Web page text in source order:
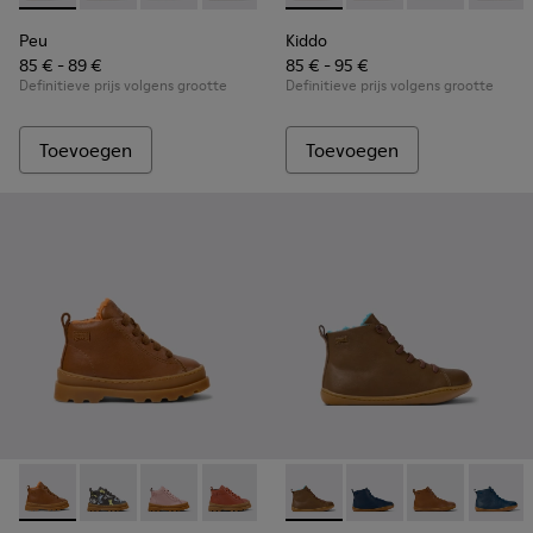
Peu
85 € - 89 €
Definitieve prijs volgens grootte
Toevoegen
Kiddo
85 € - 95 €
Definitieve prijs volgens grootte
Toevoegen
Brutus - K900291-006 - Bruine leren veterboots
Brutus - K900291-014
Brutus - K900291-013
Brutus - K900291-012
Brutus - K900291-011
Brutus - K900291-009
Brutus -Brutus -
Peu - K900325-002 -
Peu - K900325-005
Peu - Peu -